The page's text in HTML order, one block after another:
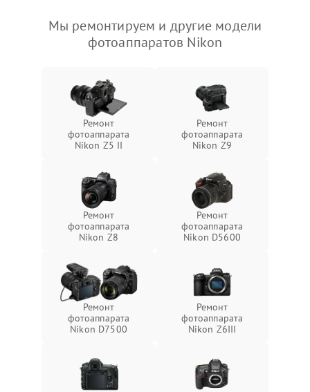
Мы ремонтируем и другие модели
фотоаппаратов Nikon
Ремонт
фотоаппарата
Nikon Z5 II
Ремонт
фотоаппарата
Nikon Z9
Ремонт
фотоаппарата
Nikon Z8
Ремонт
фотоаппарата
Nikon D5600
Ремонт
фотоаппарата
Nikon D7500
Ремонт
фотоаппарата
Nikon Z6III